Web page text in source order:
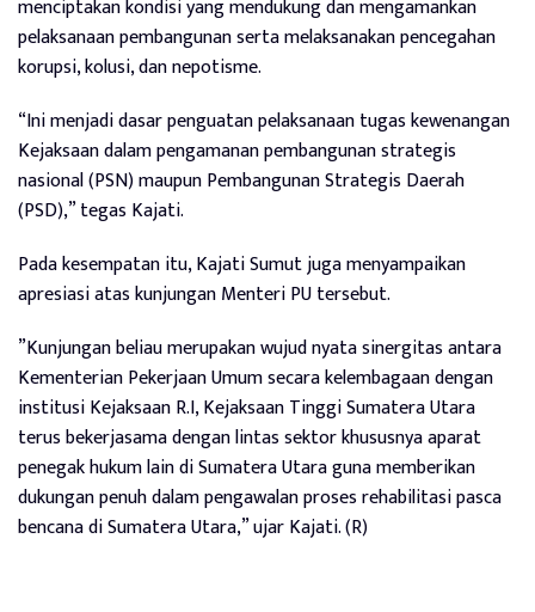
menciptakan kondisi yang mendukung dan mengamankan
pelaksanaan pembangunan serta melaksanakan pencegahan
korupsi, kolusi, dan nepotisme.
“Ini menjadi dasar penguatan pelaksanaan tugas kewenangan
Kejaksaan dalam pengamanan pembangunan strategis
nasional (PSN) maupun Pembangunan Strategis Daerah
(PSD),” tegas Kajati.
Pada kesempatan itu, Kajati Sumut juga menyampaikan
apresiasi atas kunjungan Menteri PU tersebut.
”Kunjungan beliau merupakan wujud nyata sinergitas antara
Kementerian Pekerjaan Umum secara kelembagaan dengan
institusi Kejaksaan R.I, Kejaksaan Tinggi Sumatera Utara
terus bekerjasama dengan lintas sektor khususnya aparat
penegak hukum lain di Sumatera Utara guna memberikan
dukungan penuh dalam pengawalan proses rehabilitasi pasca
bencana di Sumatera Utara,” ujar Kajati. (R)